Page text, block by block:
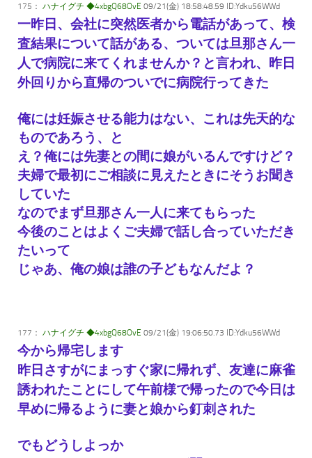
175： ハナイグチ ◆4xbgQ68OvE 09/21(金) 18:58:48.59 ID:Ydku56WWd
一昨日、会社に突然医者から電話があって、検
査結果について話がある、ついては旦那さん一
人で病院に来てくれませんか？と言われ、昨日
外回りから直帰のついでに病院行ってきた
俺には妊娠させる能力はない、これは先天的な
ものであろう、と
え？俺には先妻との間に娘がいるんですけど？
夫婦で最初にご相談に見えたときにそうお聞き
していた
なのでまず旦那さん一人に来てもらった
今後のことはよくご夫婦で話し合っていただき
たいって
じゃあ、俺の娘は誰の子どもなんだよ？
177： ハナイグチ ◆4xbgQ68OvE 09/21(金) 19:06:50.73 ID:Ydku56WWd
今から帰宅します
昨日さすがにまっすぐ家に帰れず、友達に麻雀
誘われたことにして午前様で帰ったので今日は
早めに帰るように妻と娘から釘刺された
でもどうしよっか